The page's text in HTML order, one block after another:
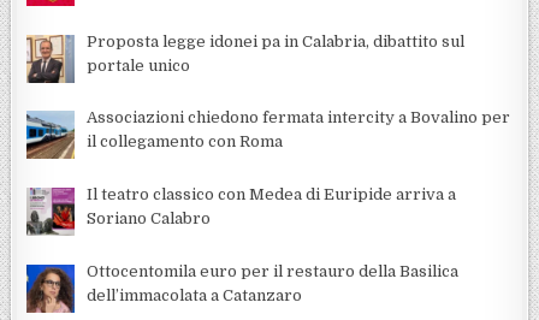
Proposta legge idonei pa in Calabria, dibattito sul
portale unico
Associazioni chiedono fermata intercity a Bovalino per
il collegamento con Roma
Il teatro classico con Medea di Euripide arriva a
Soriano Calabro
Ottocentomila euro per il restauro della Basilica
dell’immacolata a Catanzaro